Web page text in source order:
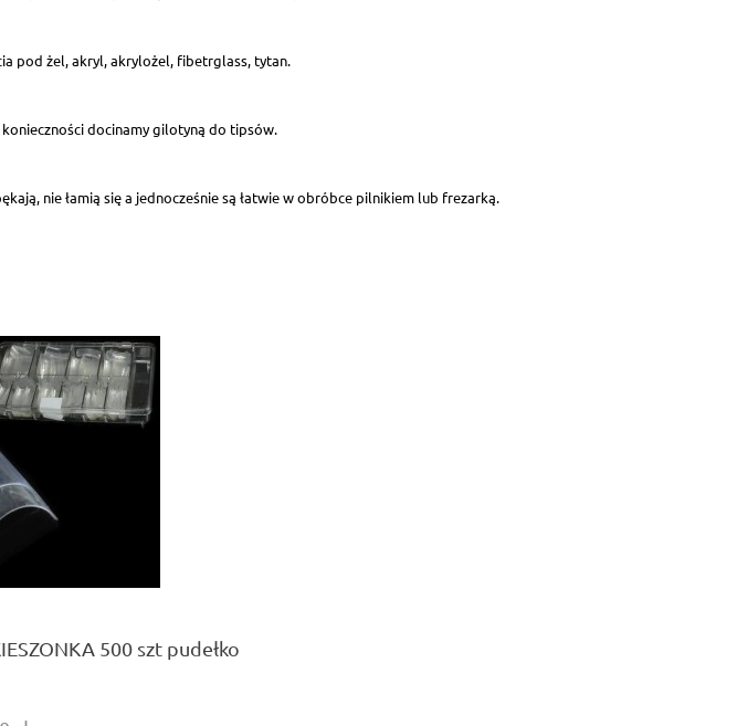
pod żel, akryl, akrylożel, fibetrglass, tytan.
docinamy gilotyną do tipsów.
nie łamią się a jednocześnie są łatwie w obróbce pilnikiem lub frezarką.
500 szt pudełko